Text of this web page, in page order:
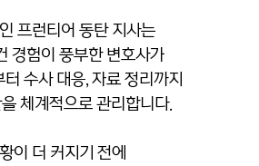
프런티어 동탄 지사는
경험이 풍부한 변호사가
수사 대응, 자료 정리까지
체계적으로 관리합니다.
이 더 커지기 전에